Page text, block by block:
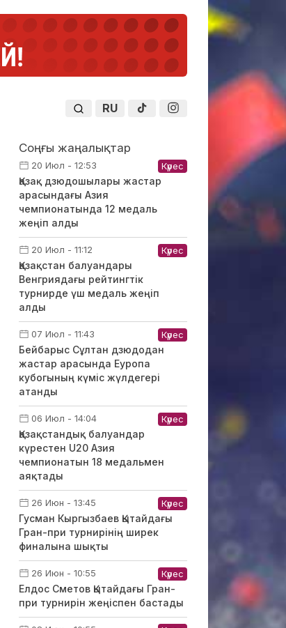
RU
Соңғы жаңалықтар
20 Июл - 12:53 Күрес
Қазақ дзюдошылары жастар
арасындағы Азия
чемпионатында 12 медаль
жеңіп алды
20 Июл - 11:12 Күрес
Қазақстан балуандары
Венгриядағы рейтингтік
турнирде үш медаль жеңіп
алды
07 Июл - 11:43 Күрес
Бейбарыс Сұлтан дзюдодан
жастар арасында Еуропа
кубогының күміс жүлдегері
атанды
06 Июл - 14:04 Күрес
Қазақстандық балуандар
күрестен U20 Азия
чемпионатын 18 медальмен
аяқтады
26 Июн - 13:45 Күрес
Гусман Кыргызбаев Қытайдағы
Гран-при турнирінің ширек
финалына шықты
26 Июн - 10:55 Күрес
Елдос Сметов Қытайдағы Гран-
при турнирін жеңіспен бастады